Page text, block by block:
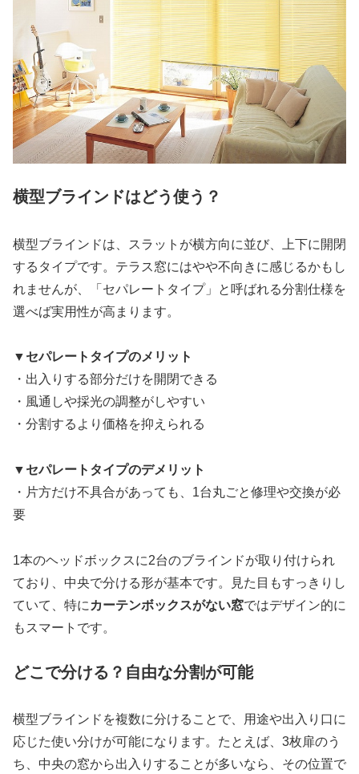
横型ブラインドはどう使う？
横型ブラインドは、スラットが横方向に並び、上下に開閉
するタイプです。テラス窓にはやや不向きに感じるかもし
れませんが、「セパレートタイプ」と呼ばれる分割仕様を
選べば実用性が高まります。
▼セパレートタイプのメリット
・出入りする部分だけを開閉できる
・風通しや採光の調整がしやすい
・分割するより価格を抑えられる
▼セパレートタイプのデメリット
・片方だけ不具合があっても、1台丸ごと修理や交換が必
要
1本のヘッドボックスに2台のブラインドが取り付けられ
ており、中央で分ける形が基本です。見た目もすっきりし
ていて、特に カーテンボックスがない窓ではデザイン的に
もスマートです。
どこで分ける？自由な分割が可能
横型ブラインドを複数に分けることで、用途や出入り口に
応じた使い分けが可能になります。たとえば、3枚扉のう
ち、中央の窓から出入りすることが多いなら、その位置で